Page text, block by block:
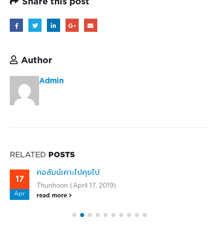
Author
Admin
RELATED POSTS
17
Apr
คอลัมน์เคาะไปคุยไป
Thunhoon (April 17, 2019)
read more